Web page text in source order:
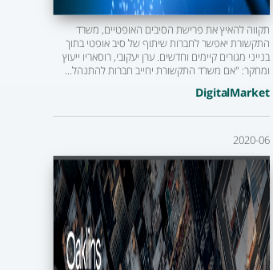
תקווה להאיץ את פרישת הסיבים האופטיים, משרד
התקשורת יאפשר לחברות שיתוף של סיב אופטי בתוך
בנייני מגורים קיימים וחדשים. ערן יעקובי, רוסאריו ייעוץ
ומחקר: "אם משרד התקשורת יחייב חברות להתנהל...
DigitalMarket
2020-06